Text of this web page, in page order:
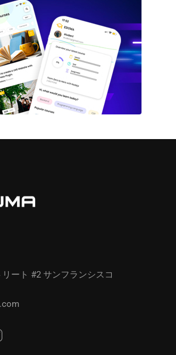
ート #2 サンフランシスコ